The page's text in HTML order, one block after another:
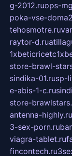
g-2012.ruops-
poka-vse-
tehosmotre.ru
raytor-d.ru
store-brawl-
sindika-01.rusp-
e-abis-1-c.ru
store-
antenna-highly.ru
3-sex-porn.ru
viagra-tablet.ru
fincontech.ru